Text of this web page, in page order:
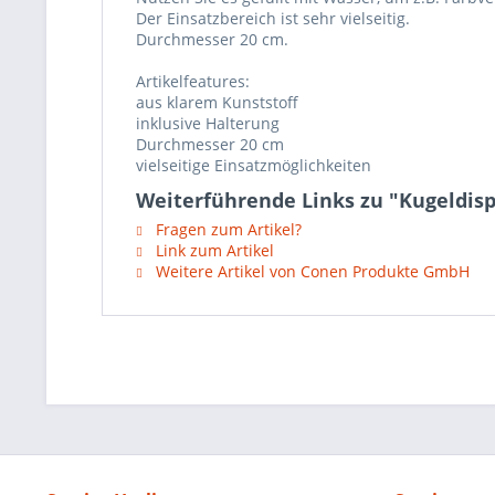
Der Einsatzbereich ist sehr vielseitig.
Durchmesser 20 cm.
Artikelfeatures:
aus klarem Kunststoff
inklusive Halterung
Durchmesser 20 cm
vielseitige Einsatzmöglichkeiten
Weiterführende Links zu
Fragen zum Artikel?
Link zum Artikel
Weitere Artikel von Conen Produkte GmbH